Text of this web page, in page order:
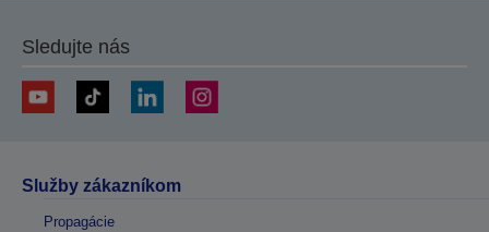
Sledujte nás
Služby zákazníkom
Propagácie